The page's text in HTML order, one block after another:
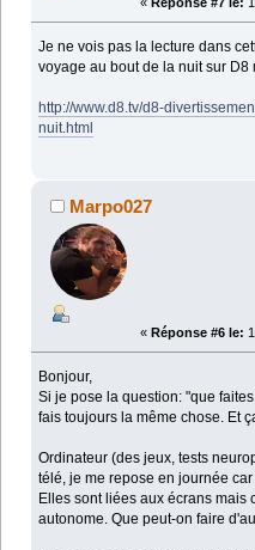
Je ne vois pas la lecture dans
voyage au bout de la nuit sur D8
http://www.d8.tv/d8-
nuit.html
Marpo027
« Réponse #6 le:
Bonjour,
Si je pose la question: "que
fais toujours la même chose. Et
Ordinateur (des jeux, tests
télé, je me repose en journée
Elles sont liées aux écrans mais
autonome. Que peut-on faire